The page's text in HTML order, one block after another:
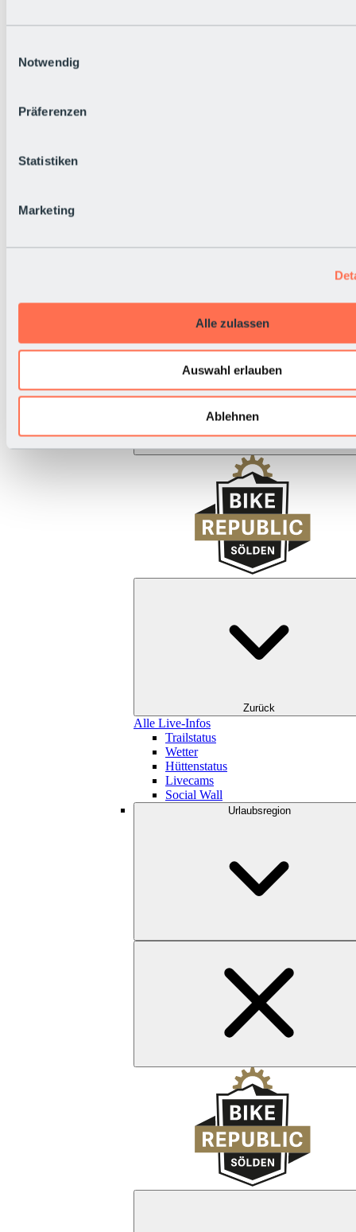
Notwendig
Präferenzen
Statistiken
Marketing
Alle zulassen
Auswahl erlauben
Ablehnen
Zurück
Alle Live-Infos
Trailstatus
Wetter
Hüttenstatus
Livecams
Social Wall
Urlaubsregion